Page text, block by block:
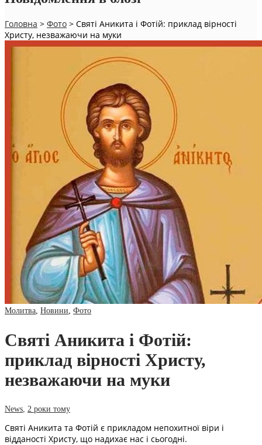
Головна > Фото > Святі Аникита і Фотій: приклад вірності
Христу, незважаючи на муки
Молитва Новини Фото
Святі Аникита і Фотій:
приклад вірності Христу,
незважаючи на муки
News 2 роки тому
Святі Аникита та Фотій є прикладом непохитної віри і
відданості Христу, що надихає нас і сьогодні.